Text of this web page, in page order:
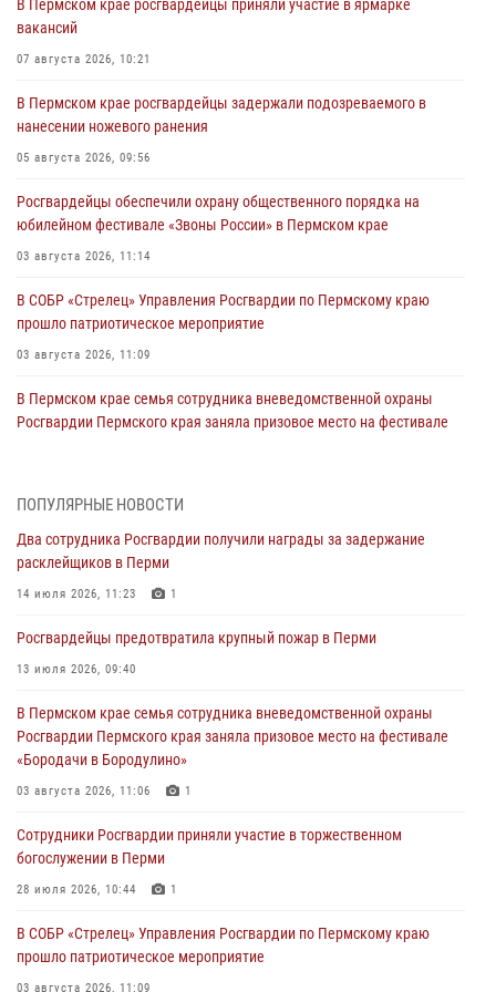
В Пермском крае росгвардейцы приняли участие в ярмарке
вакансий
07 августа 2026, 10:21
В Пермском крае росгвардейцы задержали подозреваемого в
нанесении ножевого ранения
05 августа 2026, 09:56
Росгвардейцы обеспечили охрану общественного порядка на
юбилейном фестивале «Звоны России» в Пермском крае
03 августа 2026, 11:14
В СОБР «Стрелец» Управления Росгвардии по Пермскому краю
прошло патриотическое мероприятие
03 августа 2026, 11:09
В Пермском крае семья сотрудника вневедомственной охраны
Росгвардии Пермского края заняла призовое место на фестивале
юных спортсменов
03 августа 2026, 10:59
30 июля 2026, 05:19
богослужении в Перми
28 июля 2026, 10:44
Росгвардейцы оказали силовую поддержку при задержании
28 июля 2026, 06:15
ПОПУЛЯРНЫЕ НОВОСТИ
Два сотрудника Росгвардии получили награды за задержание
расклейщиков в Перми
14 июля 2026, 11:23 1
Росгвардейцы предотвратила крупный пожар в Перми
13 июля 2026, 09:40
В Пермском крае семья сотрудника вневедомственной охраны
Росгвардии Пермского края заняла призовое место на фестивале
«Бородачи в Бородулино»
03 августа 2026, 11:06 1
Сотрудники Росгвардии приняли участие в торжественном
богослужении в Перми
28 июля 2026, 10:44 1
В СОБР «Стрелец» Управления Росгвардии по Пермскому краю
прошло патриотическое мероприятие
03 августа 2026, 11:09